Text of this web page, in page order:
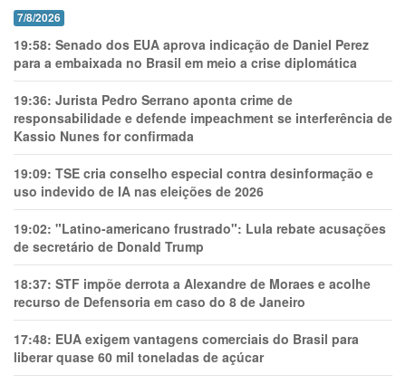
7/8/2026
19:58: Senado dos EUA aprova indicação de Daniel Perez
para a embaixada no Brasil em meio a crise diplomática
19:36: Jurista Pedro Serrano aponta crime de
responsabilidade e defende impeachment se interferência de
Kassio Nunes for confirmada
19:09: TSE cria conselho especial contra desinformação e
uso indevido de IA nas eleições de 2026
19:02: "Latino-americano frustrado": Lula rebate acusações
de secretário de Donald Trump
18:37: STF impõe derrota a Alexandre de Moraes e acolhe
recurso de Defensoria em caso do 8 de Janeiro
17:48: EUA exigem vantagens comerciais do Brasil para
liberar quase 60 mil toneladas de açúcar